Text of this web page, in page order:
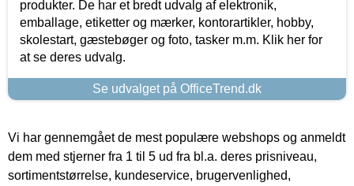
produkter. De har et bredt udvalg af elektronik,
emballage, etiketter og mærker, kontorartikler, hobby,
skolestart, gæstebøger og foto, tasker m.m. Klik her for
at se deres udvalg.
Se udvalget på OfficeTrend.dk
Vi har gennemgået de mest populære webshops og anmeldt
dem med stjerner fra 1 til 5 ud fra bl.a. deres prisniveau,
sortimentstørrelse, kundeservice, brugervenlighed,